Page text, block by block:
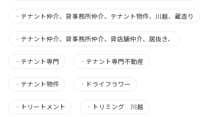
・ テナント仲介、貸事務所仲介、テナント物件、川越、蔵造り
・ テナント仲介、貸事務所仲介、貸店舗仲介、居抜き、
・ テナント専門 ・ テナント専門不動産
・ テナント物件 ・ ドライフラワー
・ トリートメント ・ トリミング 川越